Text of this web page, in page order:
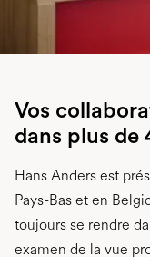
Vos
dans plus de
Hans Anders est
Pays-Bas et en
toujours se rendre
examen de la vue